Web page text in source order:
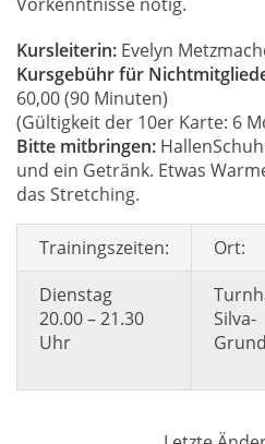
Kursleiterin: Evelyn
Kursgebühr für
60,00 (90 Minuten)
(Gültigkeit der 10er Karte: 6
Bitte mitbringen:
und ein Getränk. Etwas
das Stretching.
Trainingszeiten: Ort:
Dienstag
20.00 – 21.30
Uhr
Silva-